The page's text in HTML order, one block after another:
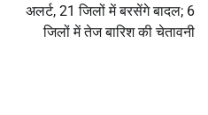
अलर्ट, 21 जिलों में बरसेंगे बादल; 6
जिलों में तेज बारिश की चेतावनी